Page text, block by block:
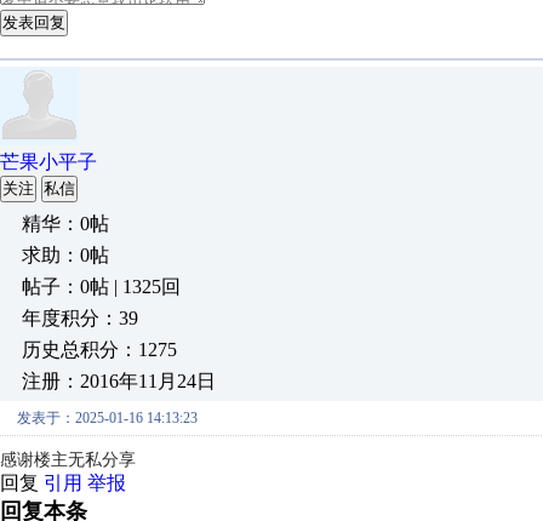
发表回复
芒果小平子
关注 私信
精华：0帖
求助：0帖
帖子：0帖 | 1325回
年度积分：39
历史总积分：1275
注册：2016年11月24日
发表于：2025-01-16 14:13:23
感谢楼主无私分享
回复 引用 举报
回复本条